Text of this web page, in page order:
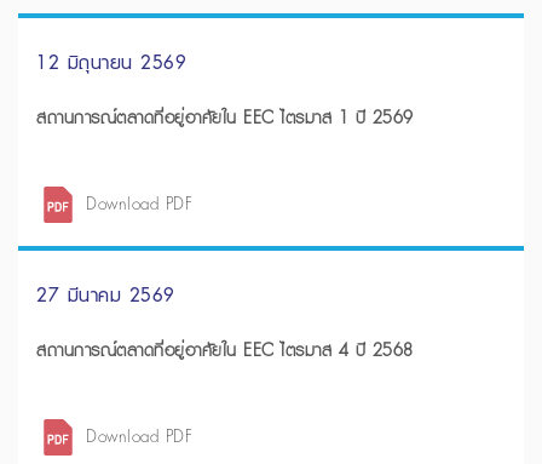
12 มิถุนายน 2569
สถานการณ์ตลาดที่อยู่อาศัยใน EEC ไตรมาส 1 ปี 2569
Download PDF
27 มีนาคม 2569
สถานการณ์ตลาดที่อยู่อาศัยใน EEC ไตรมาส 4 ปี 2568
Download PDF